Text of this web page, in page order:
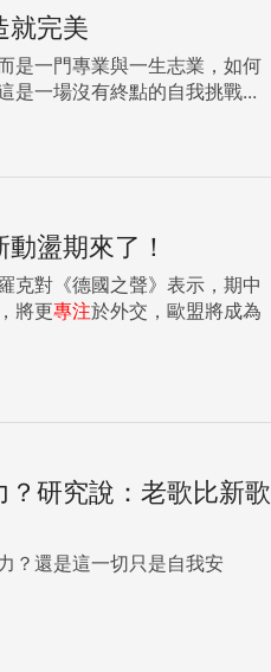
就完美
是一門專業與一生志業，如何
是一場沒有終點的自我挑戰...
盪期來了！
克對《德國之聲》表示，期中
將更專注於外交，歐盟將成為
？研究說：老歌比新歌
？還是這一切只是自我安